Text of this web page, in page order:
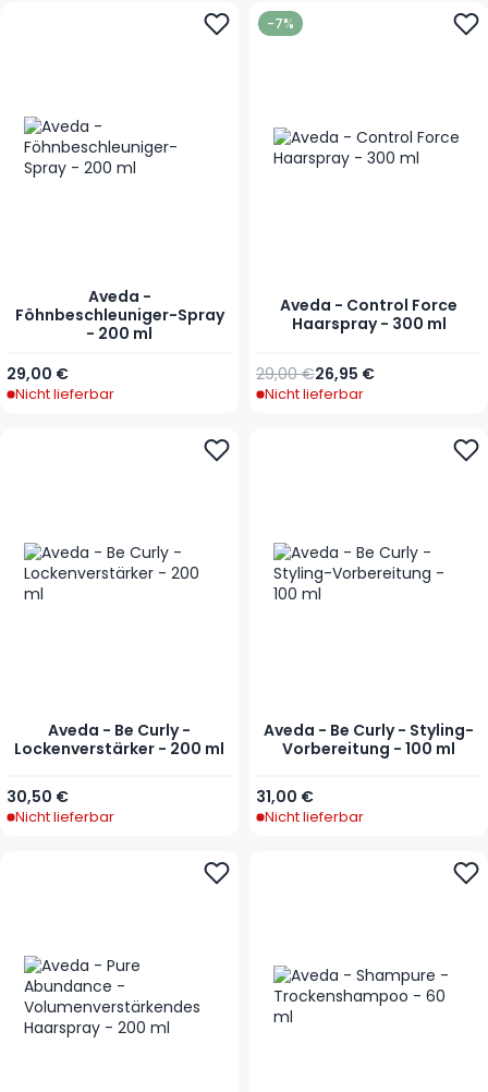
Aveda -
Föhnbeschleuniger-Spray
- 200 ml
29,00 €
Nicht lieferbar
-7%
Aveda - Control Force
Haarspray - 300 ml
Sonderpreis
26,95 €
Regulärer Preis
29,00 €
Nicht lieferbar
Aveda - Be Curly -
Lockenverstärker - 200 ml
30,50 €
Nicht lieferbar
Aveda - Be Curly - Styling-
Vorbereitung - 100 ml
31,00 €
Nicht lieferbar